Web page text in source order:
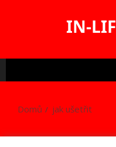
IN-
Domů jak ušetřit